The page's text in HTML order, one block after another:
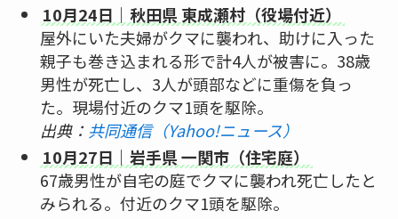
10月24日｜秋田県 東成瀬村（役場付近）
屋外にいた夫婦がクマに襲われ、助けに入った
親子も巻き込まれる形で計4人が被害に。38歳
男性が死亡し、3人が頭部などに重傷を負っ
た。現場付近のクマ1頭を駆除。
出典： 共同通信（Yahoo!ニュース）
10月27日｜岩手県 一関市（住宅庭）
67歳男性が自宅の庭でクマに襲われ死亡したと
みられる。付近のクマ1頭を駆除。